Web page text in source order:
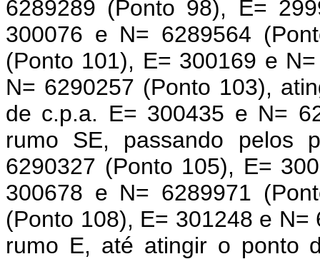
6289289 (Ponto 98), E=
300076 e N= 6289564
(Ponto 101), E= 300169 e
N= 6290257 (Ponto 103),
de c.p.a. E= 300435 e N=
rumo SE, passando pelos
6290327 (Ponto 105), E=
300678 e N= 6289971
(Ponto 108), E= 301248 e
rumo E, até atingir o ponto